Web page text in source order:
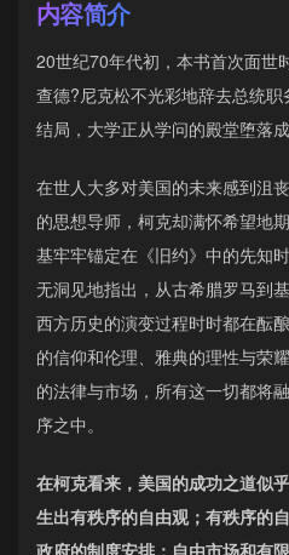
内容简介
20世纪70年代初，本书首次面世
查德?尼克松不光彩地辞去总统
结局，大学正从学问的殿堂堕
在世人大多对美国的未来感到沮
的思想导师，柯克却满怀希望地
基牢牢锚定在《旧约》中的先知
无洞见地指出，从古希腊罗马到
西方历史的演变过程时时都在酝
的信仰和伦理、雅典的理性与荣
的法律与市场，所有这一切都将
序之中。
在柯克看来，美国的成功之道似
生出有秩序的自由观；有秩序的
政府的制度安排；自由市场和有